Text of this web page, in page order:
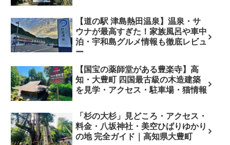
【道の駅 津島熱田温泉】温泉・サ
ウナが最高すぎた！家族風呂や車中
泊・宇和島グルメ情報も徹底レビュ
ー
【国宝の薬師堂がある豊楽寺】高
知・大豊町 四国最古級の木造建築
を見学・アクセス・駐車場・猫情報
「杉の大杉」見どころ・アクセス・
料金・八坂神社・美空ひばりゆかり
の地 完全ガイド｜高知県大豊町